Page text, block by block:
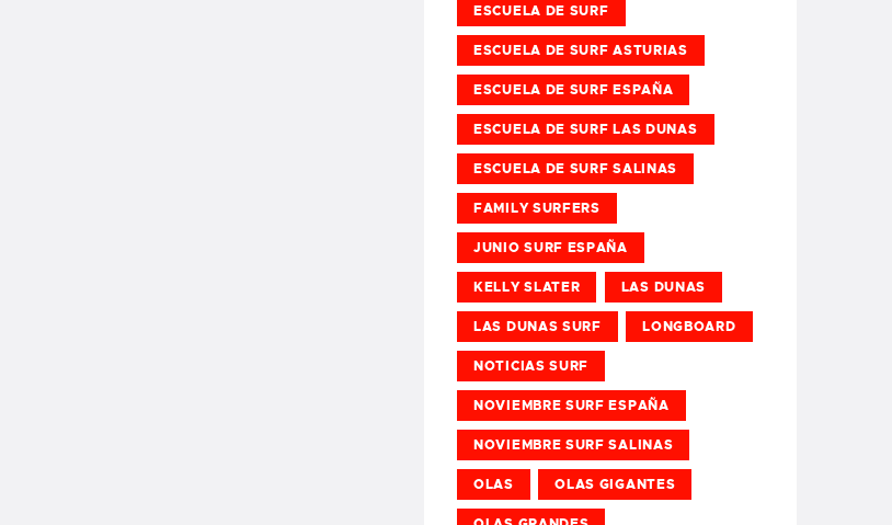
ESCUELA DE SURF
ESCUELA DE SURF ASTURIAS
ESCUELA DE SURF ESPAÑA
ESCUELA DE SURF LAS DUNAS
ESCUELA DE SURF SALINAS
FAMILY SURFERS
JUNIO SURF ESPAÑA
KELLY SLATER LAS DUNAS
LAS DUNAS SURF LONGBOARD
NOTICIAS SURF
NOVIEMBRE SURF ESPAÑA
NOVIEMBRE SURF SALINAS
OLAS OLAS GIGANTES